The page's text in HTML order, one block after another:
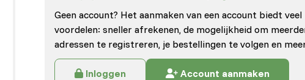
Geen account? Het aanmaken van een account biedt veel
voordelen: sneller afrekenen, de mogelijkheid om
adressen te registreren, je bestellingen te volgen en
Inloggen Account aanmaken